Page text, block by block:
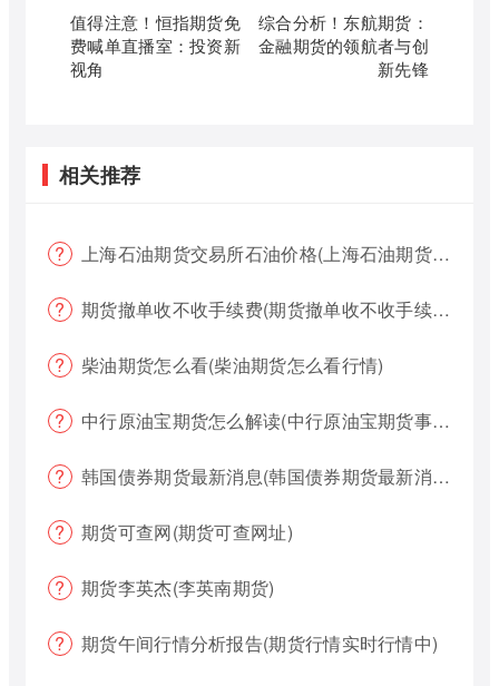
值得注意！恒指期货免
费喊单直播室：投资新
视角
综合分析！东航期货：
金融期货的领航者与创
新先锋
相关推荐
上海石油期货交易所石油价格(上海石油期货交易所石油价格查询)
期货撤单收不收手续费(期货撤单收不收手续费用)
柴油期货怎么看(柴油期货怎么看行情)
中行原油宝期货怎么解读(中行原油宝期货事件)
韩国债券期货最新消息(韩国债券期货最新消息新闻)
期货可查网(期货可查网址)
期货李英杰(李英南期货)
期货午间行情分析报告(期货行情实时行情中)